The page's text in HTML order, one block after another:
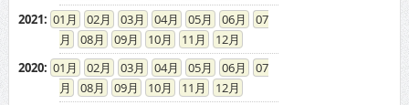
2021: 01 02 03 04 05 06
07
08
09 10 11
12
2020: 01 02 03 04 05 06
07
08
09 10 11
12